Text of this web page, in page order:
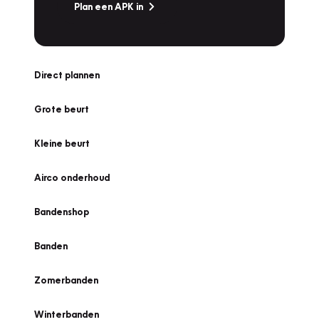
Plan een APK in
Direct plannen
Grote beurt
Kleine beurt
Airco onderhoud
Bandenshop
Banden
Zomerbanden
Winterbanden